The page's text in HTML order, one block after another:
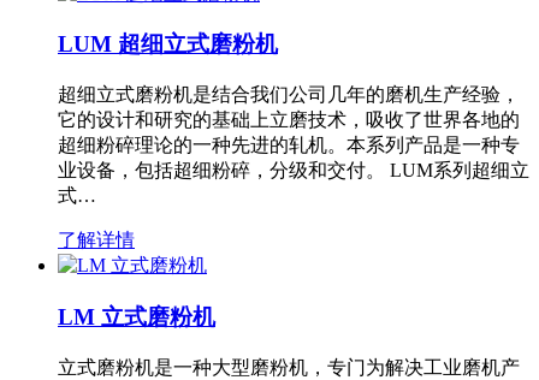
LUM 超细立式磨粉机
超细立式磨粉机是结合我们公司几年的磨机生产经验，
它的设计和研究的基础上立磨技术，吸收了世界各地的
超细粉碎理论的一种先进的轧机。本系列产品是一种专
业设备，包括超细粉碎，分级和交付。 LUM系列超细立
式…
了解详情
LM 立式磨粉机
立式磨粉机是一种大型磨粉机，专门为解决工业磨机产